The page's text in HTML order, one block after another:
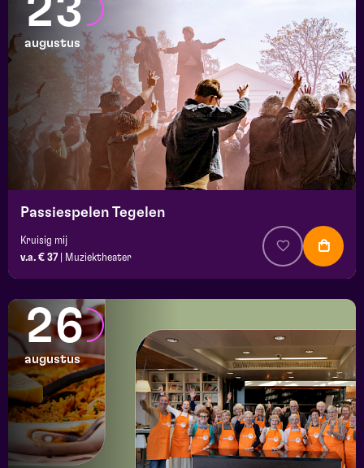
23
augustus
Passiespelen Tegelen
Kruisig mij
v.a. € 37
Muziektheater
26
augustus